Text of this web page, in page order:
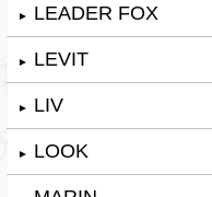
► LEADER FOX
► LEVIT
► LIV
► LOOK